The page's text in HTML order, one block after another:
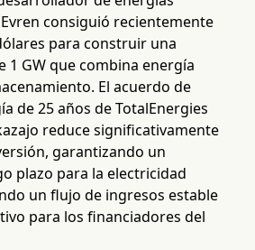
consiguió recientemente
para construir una
1 GW que combina energía
El acuerdo de
de 25 años de TotalEnergies
reduce significativamente
garantizando un
plazo para la electricidad
un flujo de ingresos estable
para los financiadores del